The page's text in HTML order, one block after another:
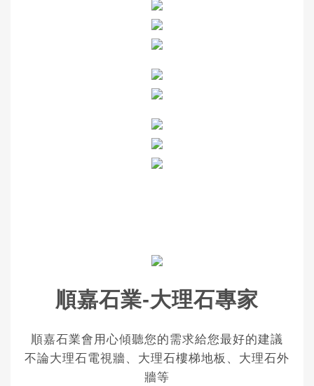
順嘉石業-大理石專家
順嘉石業會用心傾聽您的需求給您最好的建議
不論大理石電視牆、大理石樓梯地板、大理石外
牆等